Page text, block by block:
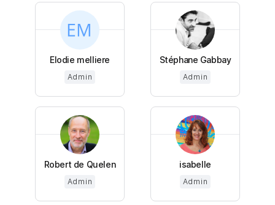
Elodie melliere
Admin
Stéphane Gabbay
Admin
Robert de Quelen
Admin
isabelle
Admin